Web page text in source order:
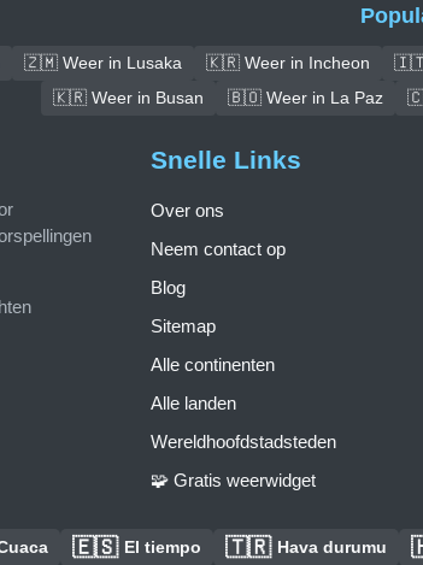
🇿🇲 Weer in Lusaka 🇰🇷 Weer in Incheon 🇮🇹
🇰🇷 Weer in Busan
🇧🇴 Weer in La Paz
Snelle Links
Over ons
Neem contact op
Blog
Sitemap
Alle continenten
Alle landen
Wereldhoofdstadsteden
🧩 Gratis weerwidget
🇪🇸 El tiempo 🇹🇷 Hava durumu